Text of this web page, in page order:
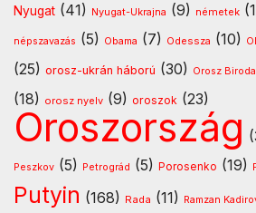
Nyugat (41) Nyugat-Ukrajna (9) németek
népszavazás (5) Obama (7) Odessza (10)
(25) orosz-ukrán háború (30) Orosz
(18) orosz nyelv (9) oroszok (23)
Oroszország
Peszkov (5) Petrográd (5) Porosenko (19)
Putyin (168) Rada (11) Ramzan